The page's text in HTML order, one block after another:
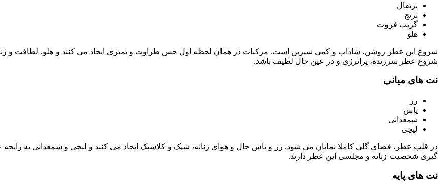
پرتقال
ترنج
گریپ فروت
هلو
شروع این عطر روشن، شاداب و کمی شیرین است. مرکبات در همان لحظه اول حس طراوت و تمیزی ایجاد می کنند و هلو، لطافت و
شروع عطر سرزنده، پرانرژی و در عین حال لطیف باشد.
نت های میانی
رز
یاس
شمعدانی
لیچی
در قلب عطر، فضای گلی کاملا نمایان می شود. رز و یاس حال و هوای زنانه، شیک و کلاسیک ایجاد می کنند و لیچی و شمعدانی به
گیری شخصیت زنانه و مجلسی این عطر دارند.
نت های پایه